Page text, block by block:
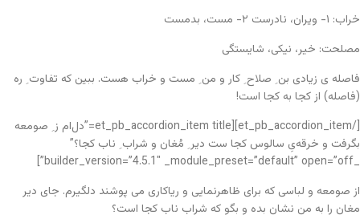
خراب: ۱- ویران، نادرست ۲- مست، بدمست
مصلحت: خیر، نیکی، شایستگی
فاصله ی زیادی بن ِ صلاح ِ کار و من ِ مست و خراب هست. ببین که تفاوت ِ ره
(فاصله) از کجا به کجا است!
[/et_pb_accordion_item][et_pb_accordion_item title=”دل‌ام ز ِ صومعه
بگرفت و خرقه‌یِ سالوس کجا ست دیر ِ مُغان و شراب ِ ناب کجا؟”
_builder_version=”4.5.1″ _module_preset=”default” open=”off”]
از صومعه و لباسی که برای ظاهرنمایی و ریاکاری می پوشند دلگیرم. جای دیر
مغان را به من نشان بده و بگو که شراب ناب کجا است؟